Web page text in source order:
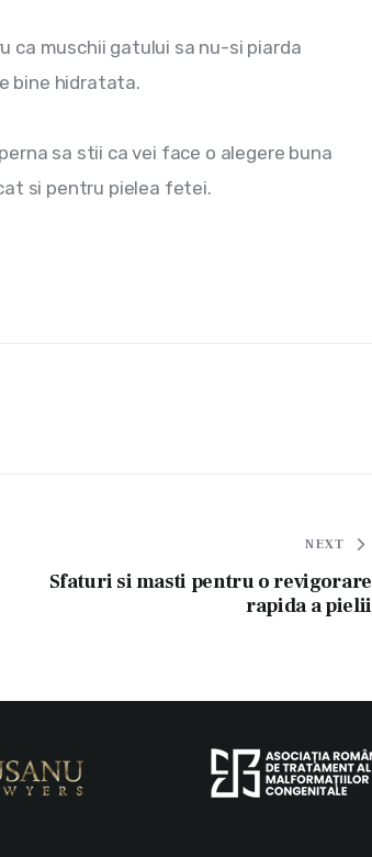
ca muschii gatului sa nu-si piarda
bine hidratata.
sa stii ca vei face o alegere buna
si pentru pielea fetei.
NEXT
Sfaturi si masti pentru o revigorare
rapida a pielii